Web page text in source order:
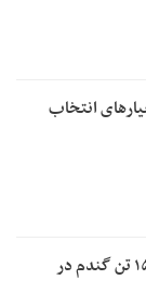
انتخاب
خرید تضمینی ۱۵۰۰ تن گندم در